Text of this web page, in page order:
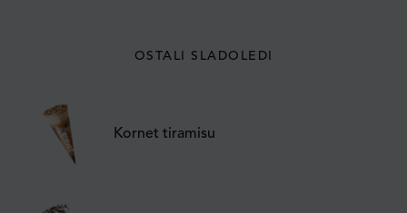
OSTALI SLADOLEDI
Kornet tiramisu